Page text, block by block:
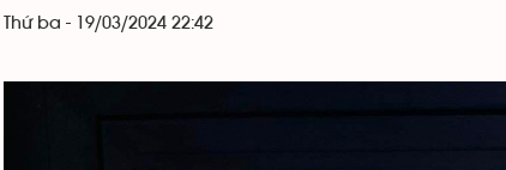
Thứ ba - 19/03/2024 22:42